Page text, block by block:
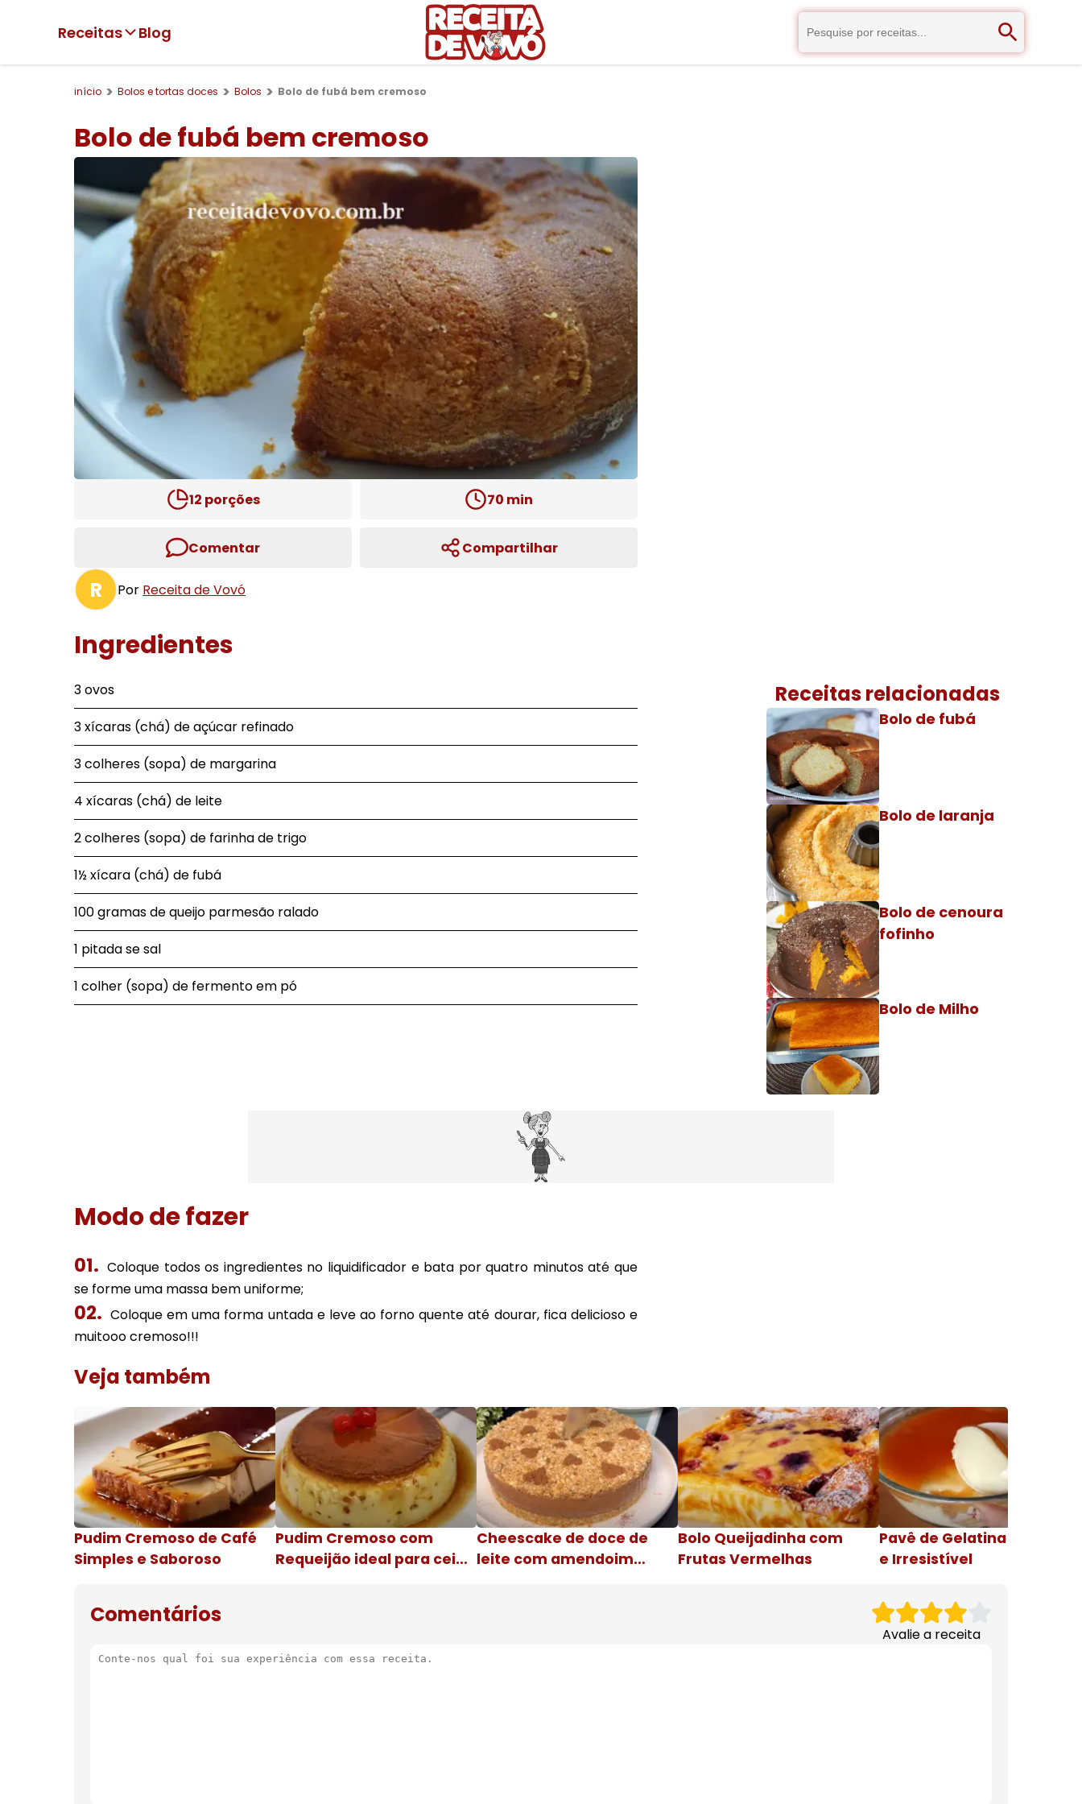
Receitas Blog
início Bolos e tortas doces Bolos Bolo de fubá bem cremoso
Bolo de fubá bem cremoso
12 porções 70 min
Comentar Compartilhar
R Por Receita de Vovó
Ingredientes
3 ovos
3 xícaras (chá) de açúcar refinado
3 colheres (sopa) de margarina
4 xícaras (chá) de leite
2 colheres (sopa) de farinha de trigo
1½ xícara (chá) de fubá
100 gramas de queijo parmesão ralado
1 pitada se sal
1 colher (sopa) de fermento em pó
Receitas relacionadas
Bolo de fubá
Bolo de laranja
Bolo de cenoura
fofinho
Bolo de Milho
Modo de fazer
Coloque todos os ingredientes no liquidificador e bata por quatro minutos até que
se forme uma massa bem uniforme;
Coloque em uma forma untada e leve ao forno quente até dourar, fica delicioso e
muitooo cremoso!!!
Veja também
Pudim Cremoso de Café
Simples e Saboroso
Pudim Cremoso com
Requeijão ideal para ceia
Cheescake de doce de
leite com amendoim
Bolo Queijadinha com
Frutas Vermelhas
Pavê de Gelatina Cremosa
e Irresistível
Comentários
Avalie a receita